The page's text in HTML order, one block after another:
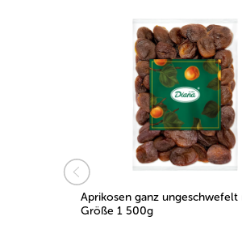
Aprikosen ganz
Größe 1 500g